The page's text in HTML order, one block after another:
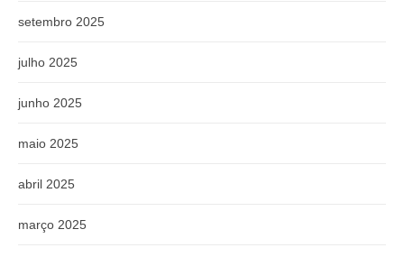
setembro 2025
julho 2025
junho 2025
maio 2025
abril 2025
março 2025